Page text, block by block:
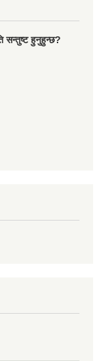
सन्तुष्ट हुनुहुन्छ?